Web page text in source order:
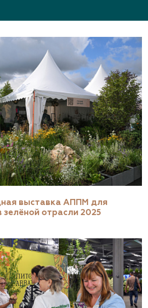
выставка АППМ для
отрасли 2025